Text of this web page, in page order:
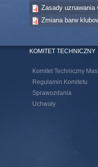
Zasady uznawania
Zmiana barw
KOMITET TECHNICZNY
Komitet Techniczny
Regulamin Komitetu
Sprawozdania
Uchwały